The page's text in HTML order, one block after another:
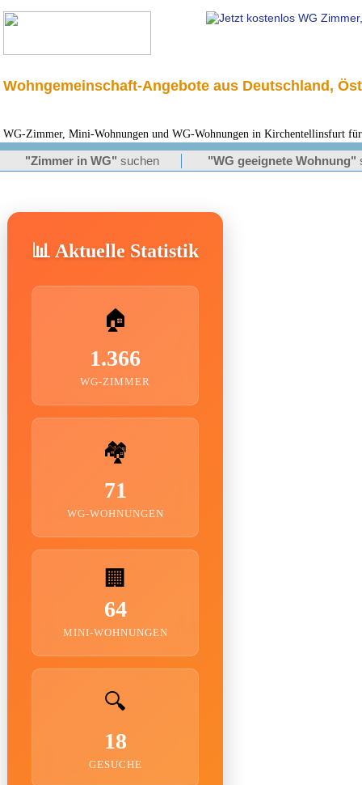
Wohngemeinschaft-Angebote aus Deutschland,
WG-Zimmer, Mini-Wohnungen und WG-Wohnungen in Kirchentellinsfurt für
"Zimmer in WG" suchen "WG geeignete Wohnung"
📊 Aktuelle Statistik
🏠
1.366
WG-ZIMMER
🏘️
71
WG-WOHNUNGEN
🏢
64
MINI-WOHNUNGEN
🔍
18
GESUCHE